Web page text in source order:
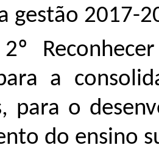
gestão 2017-
a
para o
do ensino